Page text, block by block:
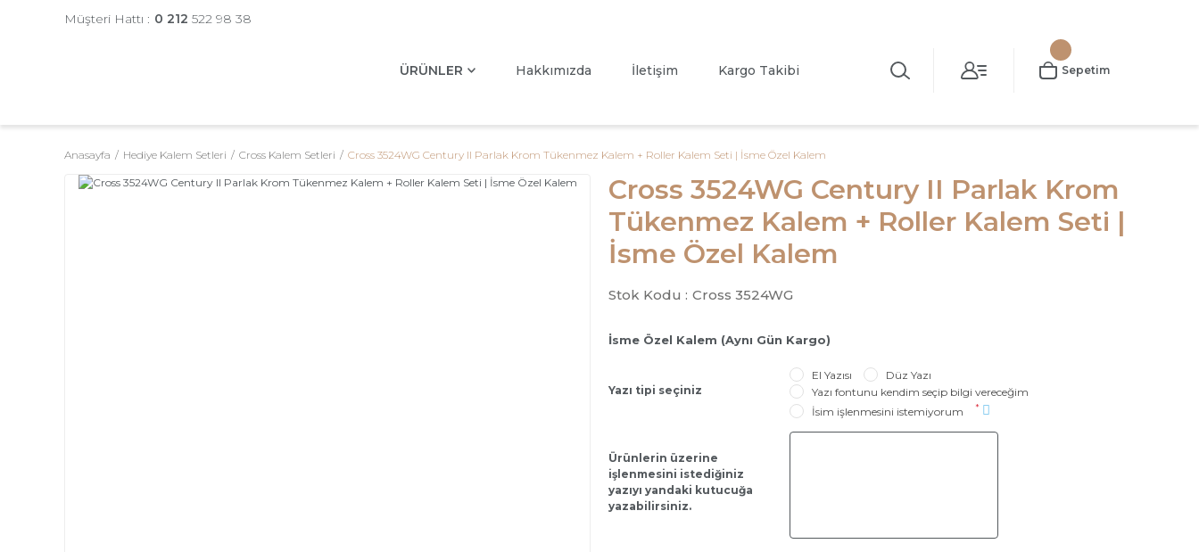
Müşteri Hattı : 0 212 522 98 38
ÜRÜNLER Hakkımızda İletişim Kargo Takibi Sepetim
Anasayfa Hediye Kalem Setleri Cross Kalem Setleri Cross 3524WG Century II Parlak Krom Tükenmez Kalem + Roller Kalem Seti | İsme Özel Kalem
Cross 3524WG Century II Parlak Krom
Tükenmez Kalem + Roller Kalem Seti |
İsme Özel Kalem
Stok Kodu : Cross 3524WG
İsme Özel Kalem (Aynı Gün Kargo)
Yazı tipi seçiniz
El Yazısı
Düz Yazı
Yazı fontunu kendim seçip bilgi vereceğim
İsim işlenmesini istemiyorum
*
Ürünlerin üzerine
işlenmesini istediğiniz
yazıyı yandaki kutucuğa
yazabilirsiniz.